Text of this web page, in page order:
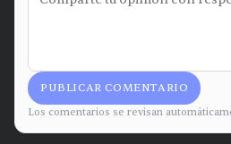
PUBLICAR COMENTARIO
Los comentarios se revisan